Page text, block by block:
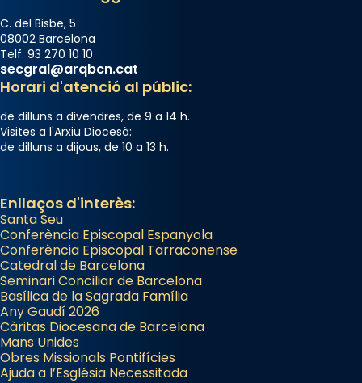
C. del Bisbe, 5
08002 Barcelona
Telf. 93 270 10 10
secgral@arqbcn.cat
Horari d'atenció al públic:
de dilluns a divendres, de 9 a 14 h.
Visites a l'Arxiu Diocesà:
de dilluns a dijous, de 10 a 13 h.
Enllaços d'interès:
Santa Seu
Conferència Episcopal Espanyola
Conferència Episcopal Tarraconense
Catedral de Barcelona
Seminari Conciliar de Barcelona
Basílica de la Sagrada Família
Any Gaudí 2026
Càritas Diocesana de Barcelona
Mans Unides
Obres Missionals Pontifícies
Ajuda a l’Església Necessitada